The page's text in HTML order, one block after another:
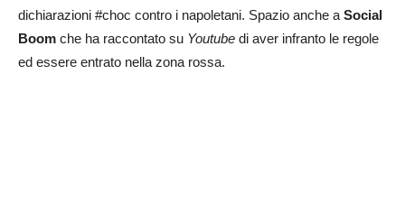
dichiarazioni #choc contro i napoletani. Spazio anche a Social
Boom che ha raccontato su Youtube di aver infranto le regole
ed essere entrato nella zona rossa.